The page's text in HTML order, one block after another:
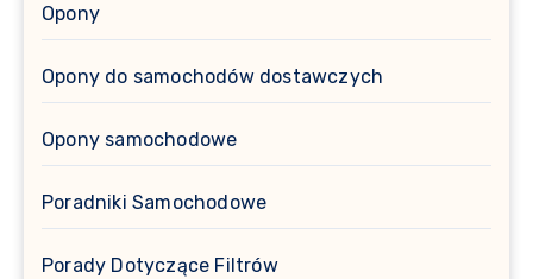
Opony
Opony do samochodów dostawczych
Opony samochodowe
Poradniki Samochodowe
Porady Dotyczące Filtrów